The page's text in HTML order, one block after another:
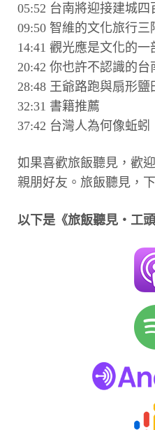
05:52 台南將迎接建城四
09:50 智維的文化旅行三
14:41 觀光應是文化的一
20:42 你也許不認識的台
28:48 王爺路跑與扇形鹽
32:31 書籍推薦
37:42 台灣人為何像蚯蚓
如果喜歡旅飯聽見，歡
親朋好友。旅飯聽見，
以下是《旅飯聽見・工